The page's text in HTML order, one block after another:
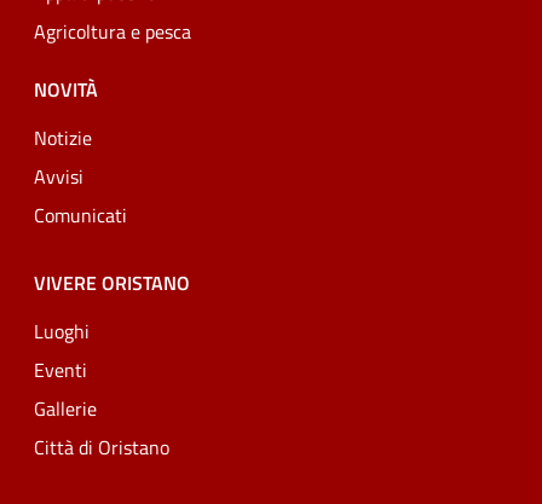
Agricoltura e pesca
NOVITÀ
Notizie
Avvisi
Comunicati
VIVERE ORISTANO
Luoghi
Eventi
Gallerie
Città di Oristano